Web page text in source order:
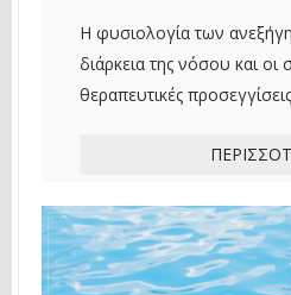
Η φυσιολογία των
διάρκεια της νόσου και οι
θεραπευτικές προσεγγίσεις